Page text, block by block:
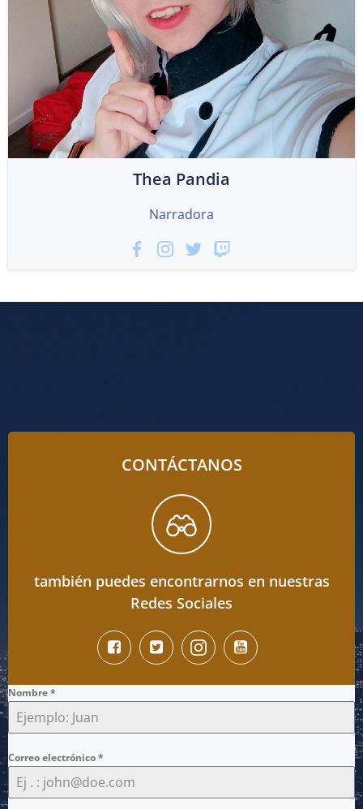
Thea Pandia
Narradora
CONTÁCTANOS
también puedes encontrarnos en nuestras
Redes Sociales
Nombre*
Correo electrónico*